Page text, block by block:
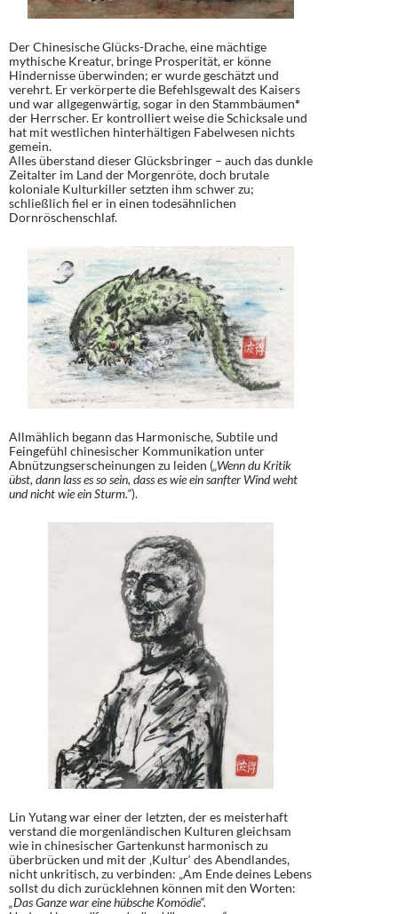
Der Chinesische Glücks-Drache, eine mächtige
mythische Kreatur, bringe Prosperität, er könne
Hindernisse überwinden; er wurde geschätzt und
verehrt. Er verkörperte die Befehlsgewalt des Kaisers
und war allgegenwärtig, sogar in den Stammbäumen*
der Herrscher. Er kontrolliert weise die Schicksale und
hat mit westlichen hinterhältigen Fabelwesen nichts
gemein.
Alles überstand dieser Glücksbringer – auch das dunkle
Zeitalter im Land der Morgenröte, doch brutale
koloniale Kulturkiller setzten ihm schwer zu;
schließlich fiel er in einen todesähnlichen
Dornröschenschlaf.
Allmählich begann das Harmonische, Subtile und
Feingefühl chinesischer Kommunikation unter
Abnützungserscheinungen zu leiden („Wenn du Kritik
übst, dann lass es so sein, dass es wie ein sanfter Wind weht
und nicht wie ein Sturm.“).
Lin Yutang war einer der letzten, der es meisterhaft
verstand die morgenländischen Kulturen gleichsam
wie in chinesischer Gartenkunst harmonisch zu
überbrücken und mit der ‚Kultur‘ des Abendlandes,
nicht unkritisch, zu verbinden: „Am Ende deines Lebens
sollst du dich zurücklehnen können mit den Worten:
„Das Ganze war eine hübsche Komödie“.